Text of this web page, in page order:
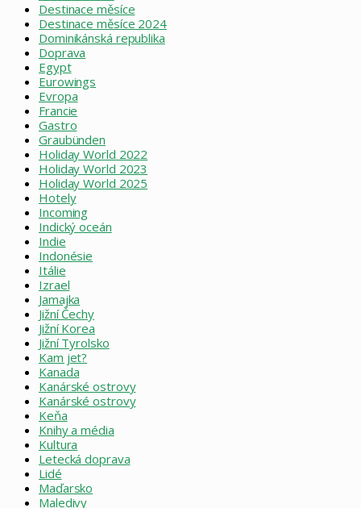
Destinace měsíce
Destinace měsíce 2024
Dominikánská republika
Doprava
Egypt
Eurowings
Evropa
Francie
Gastro
Graubünden
Holiday World 2022
Holiday World 2023
Holiday World 2025
Hotely
Incoming
Indický oceán
Indie
Indonésie
Itálie
Izrael
Jamajka
Jižní Čechy
Jižní Korea
Jižní Tyrolsko
Kam jet?
Kanada
Kanárské ostrovy
Kanárské ostrovy
Keňa
Knihy a média
Kultura
Letecká doprava
Lidé
Maďarsko
Maledivy